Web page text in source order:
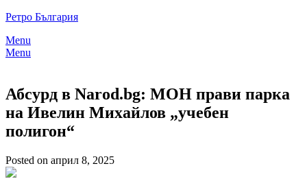
Skip
content
Ретро България
Menu
Menu
Абсурд в Narod.bg: МОН прави парка
на Ивелин Михайлов „учебен
полигон“
Posted on април 8, 2025